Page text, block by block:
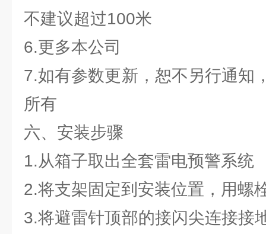
不建议超过100米
6.更多本公司
7.如有参数更新，恕不另行通知
所有
六、安装步骤
1.从箱子取出全套雷电预警系统
2.将支架固定到安装位置，用螺
3.将避雷针顶部的接闪尖连接接